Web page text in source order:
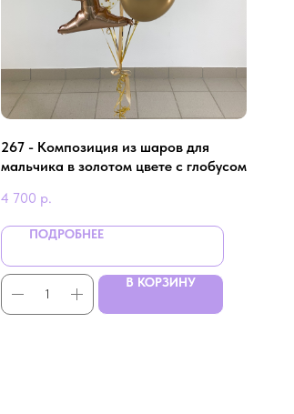
267 - Композиция из шаров для
мальчика в золотом цвете с глобусом
4 700 р.
ПОДРОБНЕЕ
В КОРЗИНУ